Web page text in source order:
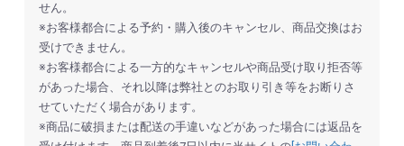
お買い物を続ける カートへ進む
せん。
※お客様都合による予約・購入後のキャンセル、商品交換はお
受けできません。
※お客様都合による一方的なキャンセルや商品受け取り拒否等
があった場合、それ以降は弊社とのお取り引き等をお断りさ
せていただく場合があります。
※商品に破損または配送の手違いなどがあった場合には返品を